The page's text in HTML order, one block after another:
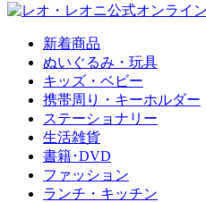
新着商品
ぬいぐるみ・玩具
キッズ・ベビー
携帯周り・キーホルダー
ステーショナリー
生活雑貨
書籍･DVD
ファッション
ランチ・キッチン